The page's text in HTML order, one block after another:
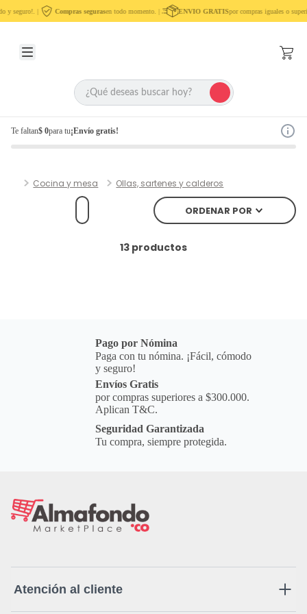
y seguro!. | Compras segurasen todo momento. | ENVIO GRATISpor compras iguales o
Te faltan$ 0para tu¡Envío gratis!
Cocina y mesa Ollas, sartenes y calderos
ORDENAR POR
13 productos
Pago por Nómina
Paga con tu nómina. ¡Fácil, cómodo
y seguro!
Envíos Gratis
por compras superiores a $300.000.
Aplican T&C.
Seguridad Garantizada
Tu compra, siempre protegida.
Atención al cliente